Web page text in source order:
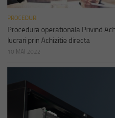
PROCEDURI
Procedura operationala Privind
lucrari prin Achizitie directa
10 MAI 2022